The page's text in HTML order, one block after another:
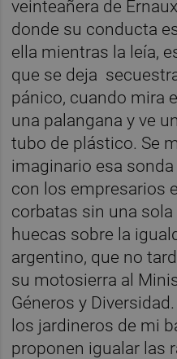
veinteañera de
donde su conducta
ella mientras la leía,
que se deja
pánico, cuando mira
una palangana y ve
tubo de plástico. Se
imaginario esa
con los empresarios
corbatas sin una sola
huecas sobre la
argentino, que no
su motosierra al
Géneros y
los jardineros de mi
proponen igualar las